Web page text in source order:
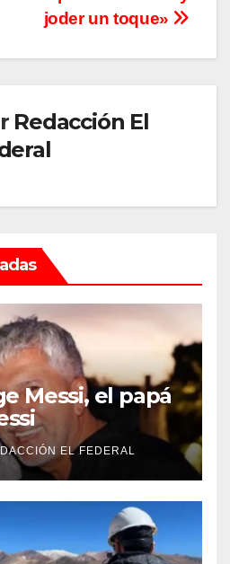
joder un toque»
Redacción El
Messi, el papá
EL FEDERAL